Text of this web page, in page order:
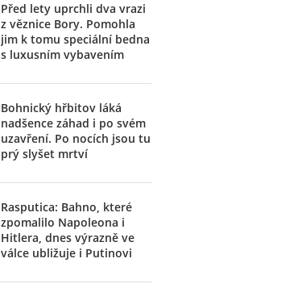
Před lety uprchli dva vrazi
z věznice Bory. Pomohla
jim k tomu speciální bedna
s luxusním vybavením
Bohnický hřbitov láká
nadšence záhad i po svém
uzavření. Po nocích jsou tu
prý slyšet mrtví
Rasputica: Bahno, které
zpomalilo Napoleona i
Hitlera, dnes výrazně ve
válce ubližuje i Putinovi